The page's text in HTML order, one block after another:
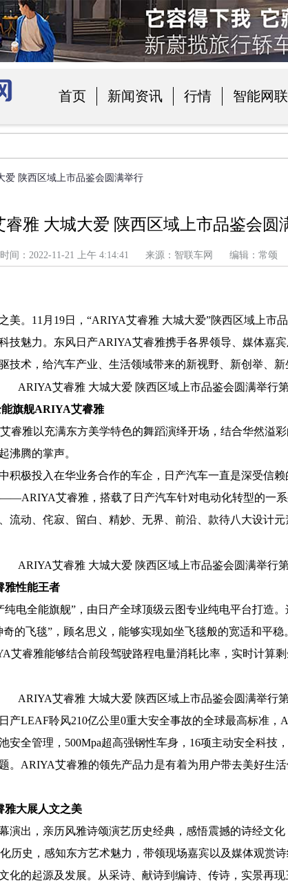
首页 新闻资讯 行情 智能网联
爱 陕西区域上市品鉴会圆满举行
睿雅 大城大爱 陕西区域上市品鉴会圆
间：2022-11-21 上午 4:14:41 来源：智联车网 编辑：常颂
美。11月19日，“ARIYA艾睿雅 大城大爱”陕西区域上市
技魅力。东风日产ARIYA艾睿雅携手各界领导、媒体嘉宾
技术，给汽车产业、生活领域带来的新视野、新创举、新
旗舰ARIYA艾睿雅
睿雅以充满东方美学特色的舞蹈演绎开场，结合华然溢
沸腾的掌声。
积极投入在华业务合作的车企，日产汽车一直是深受信
艾睿雅，搭载了日产汽车针对电动化转型的一
流动、侘寂、留白、精妙、无界、前沿、款待八大设计
雅性能王者
纯电全能旗舰”，由日产全球顶级云图专业纯电平台打造
的飞毯”，顾名思义，能够实现如坐飞毯般的宽适和平
艾睿雅能够结合前段驾驶路程电量消耗比率，实时计算
产LEAF聆风210亿公里0重大安全事故的全球最高标准，
安全管理，500Mpa超高强钢性车身，16项主动安全科技
。ARIYA艾睿雅的领先产品力是有着为用户带去美好生
雅大展人文之美
演出，亲历风雅诗颂演艺历史经典，感悟震撼的诗经文
历史，感知东方艺术魅力，带领现场嘉宾以及媒体观赏
化的起源及发展。从采诗、献诗到编诗、传诗，实景再